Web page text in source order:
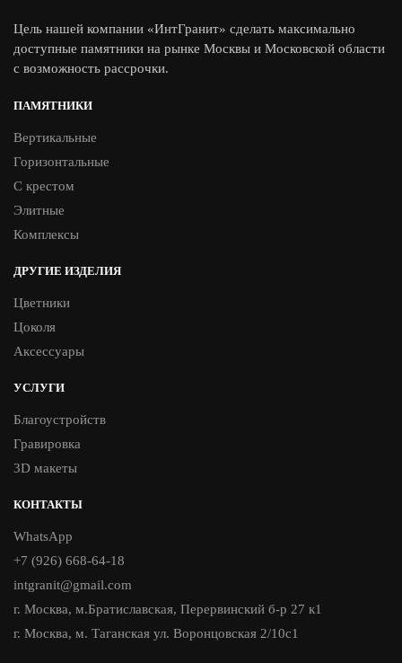
Цель нашей компании «ИнтГранит» сделать максимально
доступные памятники на рынке Москвы и Московской области
с возможность рассрочки.
ПАМЯТНИКИ
Вертикальные
Горизонтальные
С крестом
Элитные
Комплексы
ДРУГИЕ ИЗДЕЛИЯ
Цветники
Цоколя
Аксессуары
УСЛУГИ
Благоустройств
Гравировка
3D макеты
КОНТАКТЫ
WhatsApp
+7 (926) 668-64-18
intgranit@gmail.com
г. Москва, м.Братиславская, Перервинский б-р 27 к1
г. Москва, м. Таганская ул. Воронцовская 2/10с1